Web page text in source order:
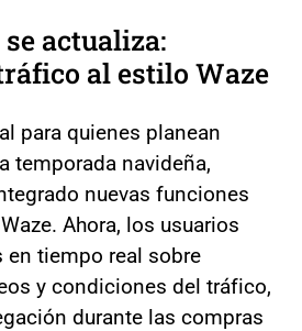
actualiza:
al estilo Waze
para quienes planean
temporada navideña,
nuevas funciones
Ahora, los usuarios
tiempo real sobre
y condiciones del tráfico,
durante las compras